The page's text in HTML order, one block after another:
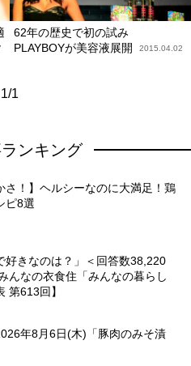
62年の歴史で初の試み
PLAYBOYが美容液展開
2015.04.02
1/1
ンキング
さ！】ヘルシーなのに大満足！鶏
ピ8選
好きなのは？」＜回答数38,220
んなの衣食住「みんなの暮らし
第613回】
年8月6日(木)「豚肉のみそ漬